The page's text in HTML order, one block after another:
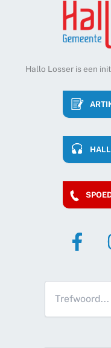
Hallo Losser is een